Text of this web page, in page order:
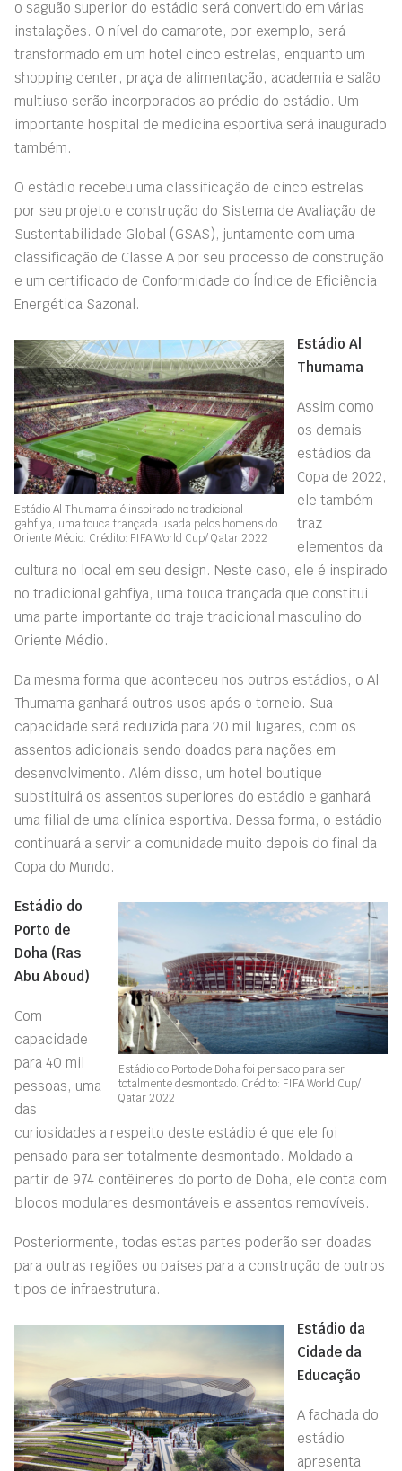
o saguão superior do estádio será convertido em várias
instalações. O nível do camarote, por exemplo, será
transformado em um hotel cinco estrelas, enquanto um
shopping center, praça de alimentação, academia e salão
multiuso serão incorporados ao prédio do estádio. Um
importante hospital de medicina esportiva será inaugurado
também.
O estádio recebeu uma classificação de cinco estrelas
por seu projeto e construção do Sistema de Avaliação de
Sustentabilidade Global (GSAS), juntamente com uma
classificação de Classe A por seu processo de construção
e um certificado de Conformidade do Índice de Eficiência
Energética Sazonal.
Estádio Al Thumama é inspirado no tradicional
gahfiya, uma touca trançada usada pelos homens do
Oriente Médio. Crédito: FIFA World Cup/ Qatar 2022
Estádio Al
Thumama
Assim como
os demais
estádios da
Copa de 2022,
ele também
traz
elementos da
cultura no local em seu design. Neste caso, ele é inspirado
no tradicional gahfiya, uma touca trançada que constitui
uma parte importante do traje tradicional masculino do
Oriente Médio.
Da mesma forma que aconteceu nos outros estádios, o Al
Thumama ganhará outros usos após o torneio. Sua
capacidade será reduzida para 20 mil lugares, com os
assentos adicionais sendo doados para nações em
desenvolvimento. Além disso, um hotel boutique
substituirá os assentos superiores do estádio e ganhará
uma filial de uma clínica esportiva. Dessa forma, o estádio
continuará a servir a comunidade muito depois do final da
Copa do Mundo.
Estádio do Porto de Doha foi pensado para ser
totalmente desmontado. Crédito: FIFA World Cup/
Qatar 2022
Estádio do
Porto de
Doha (Ras
Abu Aboud)
Com
capacidade
para 40 mil
pessoas, uma
das
curiosidades a respeito deste estádio é que ele foi
pensado para ser totalmente desmontado. Moldado a
partir de 974 contêineres do porto de Doha, ele conta com
blocos modulares desmontáveis e assentos removíveis.
Posteriormente, todas estas partes poderão ser doadas
para outras regiões ou países para a construção de outros
tipos de infraestrutura.
Estádio da
Cidade da
Educação
A fachada do
estádio
apresenta